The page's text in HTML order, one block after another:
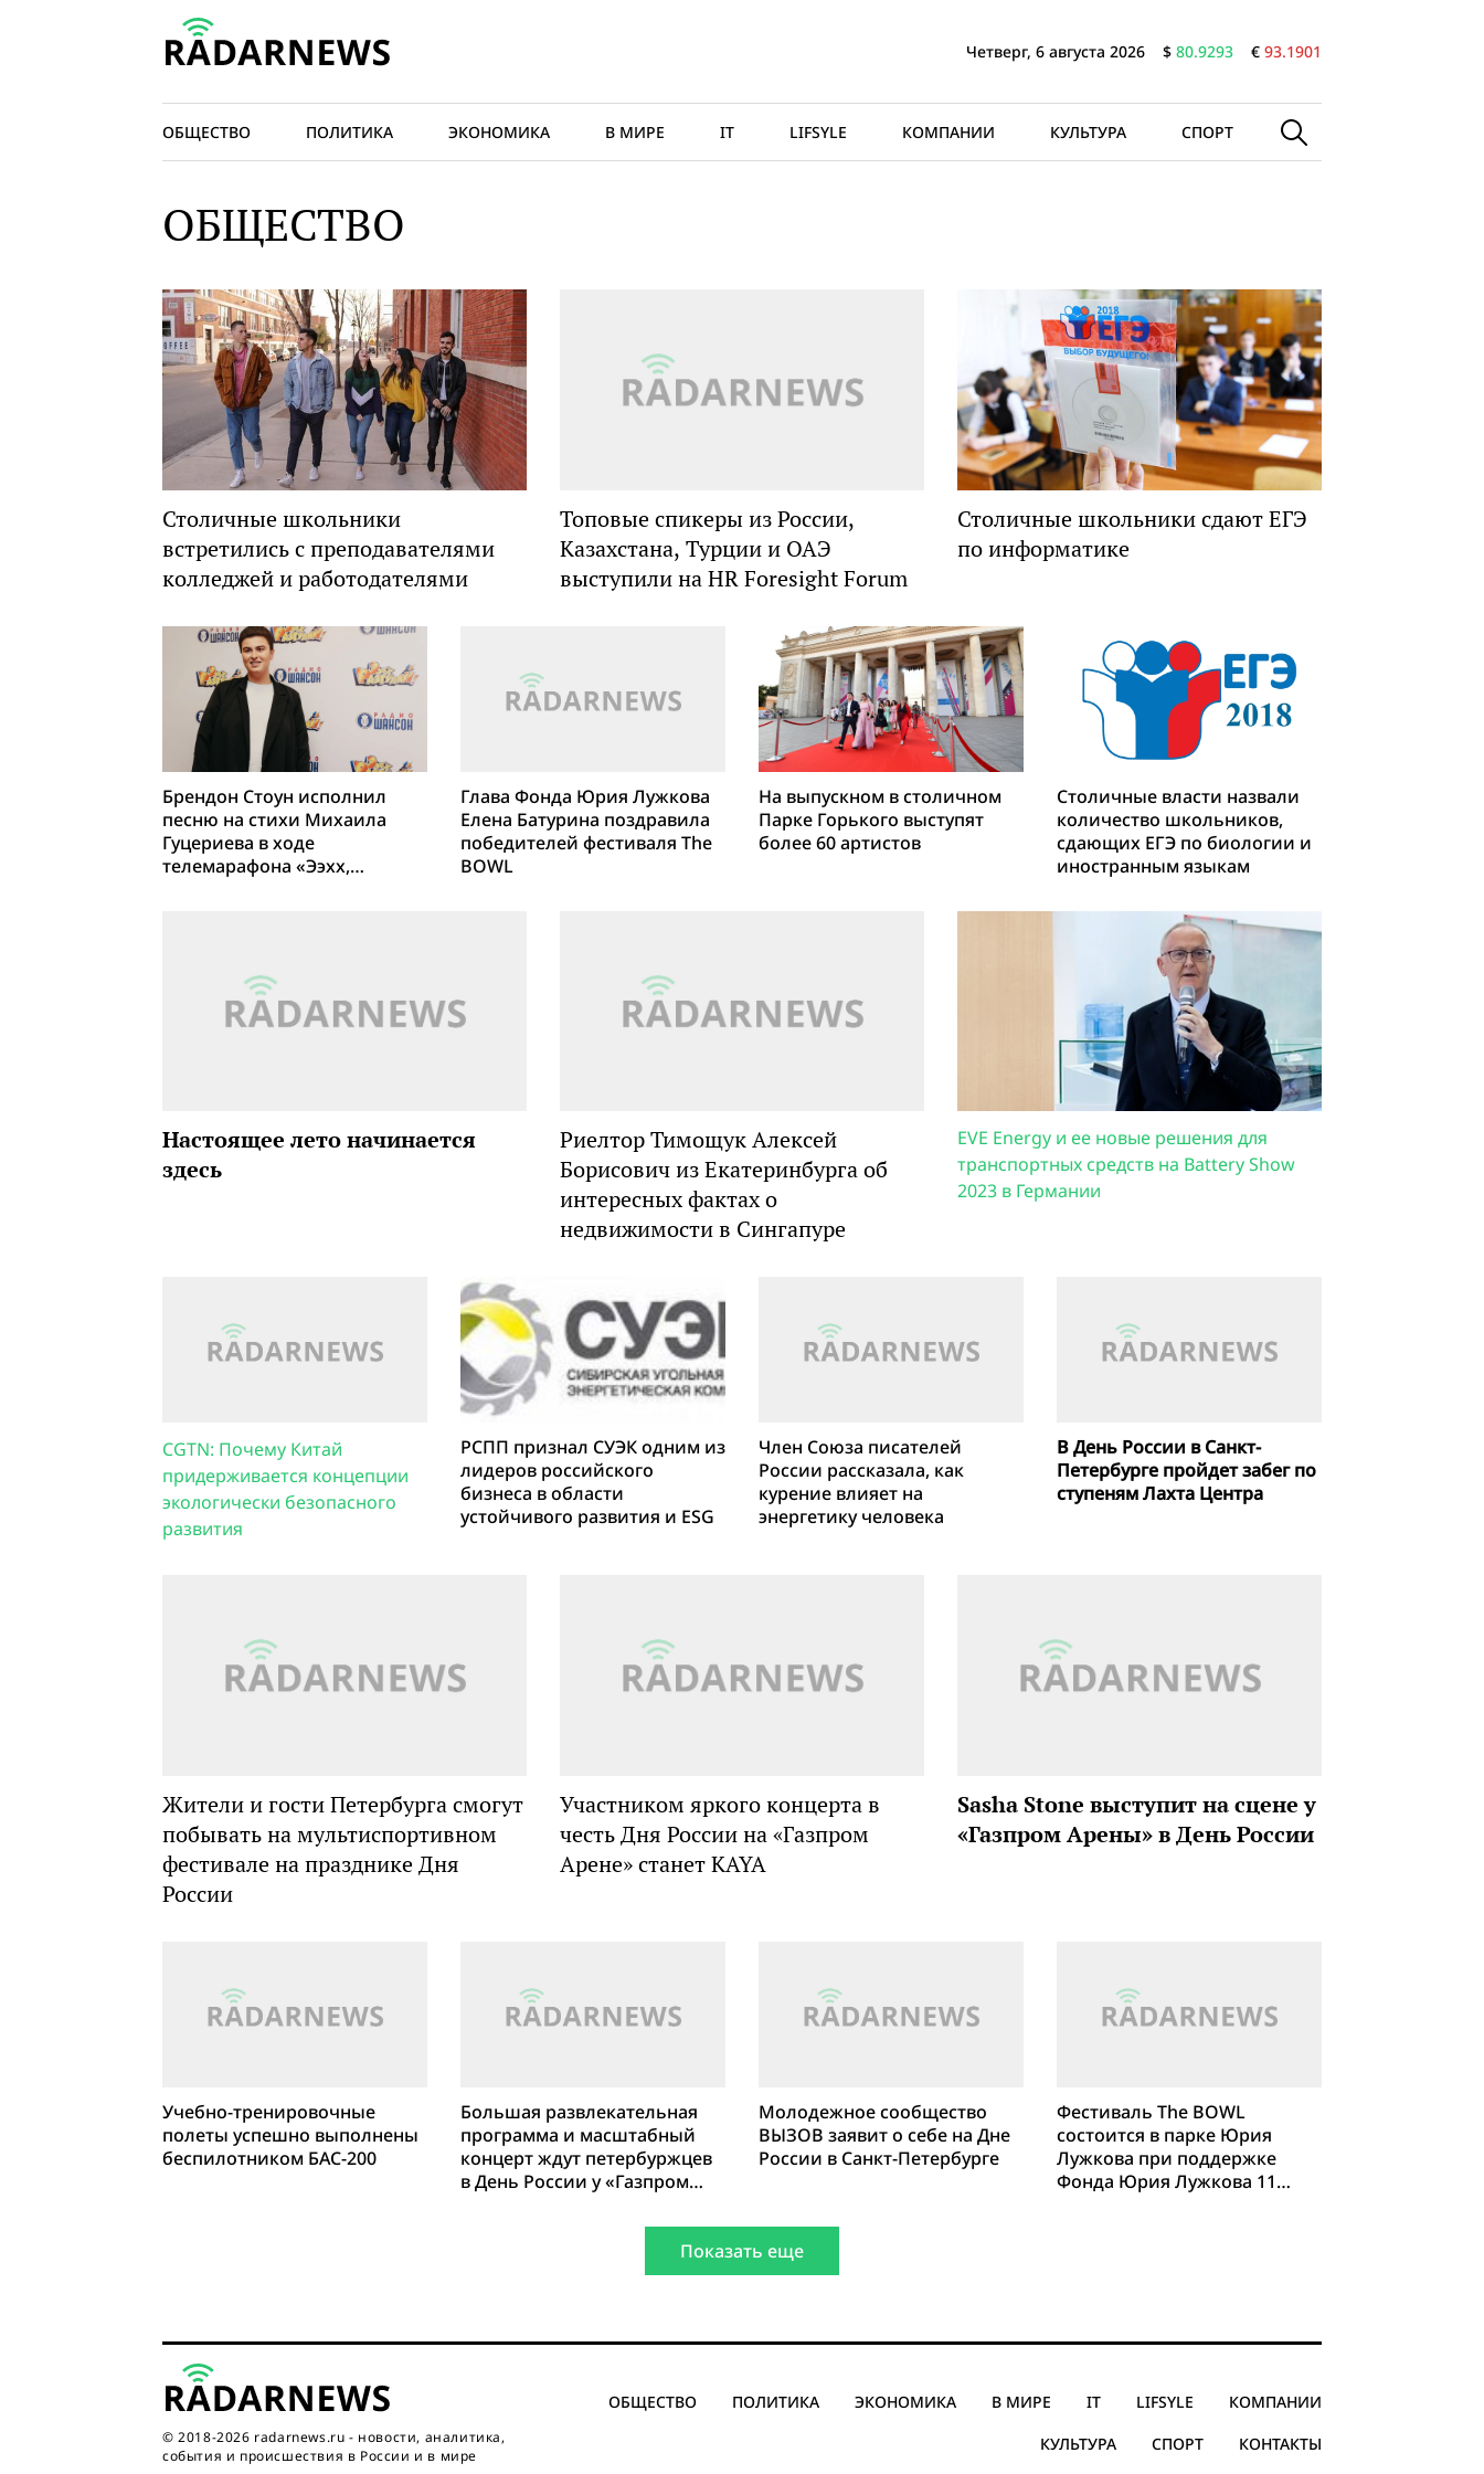
Четверг, 6 августа 2026 $ 80.9293 € 93.1901
ОБЩЕСТВО ПОЛИТИКА ЭКОНОМИКА В МИРЕ IT LIFSYLE КОМПАНИИ КУЛЬТУРА СПОРТ
ОБЩЕСТВО
Столичные школьники
встретились с преподавателями
колледжей и работодателями
Топовые спикеры из России,
Казахстана, Турции и ОАЭ
выступили на HR Foresight Forum
Столичные школьники сдают ЕГЭ
по информатике
Брендон Стоун исполнил
песню на стихи Михаила
Гуцериева в ходе
телемарафона «Ээхх,
Глава Фонда Юрия Лужкова
Елена Батурина поздравила
победителей фестиваля The
BOWL
На выпускном в столичном
Парке Горького выступят
более 60 артистов
Столичные власти назвали
количество школьников,
сдающих ЕГЭ по биологии и
иностранным языкам
Настоящее лето начинается
здесь
Риелтор Тимощук Алексей
Борисович из Екатеринбурга об
интересных фактах о
недвижимости в Сингапуре
EVE Energy и ее новые решения для
транспортных средств на Battery Show
2023 в Германии
CGTN: Почему Китай
придерживается концепции
экологически безопасного
развития
РСПП признал СУЭК одним из
лидеров российского
бизнеса в области
устойчивого развития и ESG
Член Союза писателей
России рассказала, как
курение влияет на
энергетику человека
В День России в Санкт-
Петербурге пройдет забег по
ступеням Лахта Центра
Жители и гости Петербурга смогут
побывать на мультиспортивном
фестивале на празднике Дня
России
Участником яркого концерта в
честь Дня России на «Газпром
Арене» станет KAYA
Sasha Stone выступит на сцене у
«Газпром Арены» в День России
Учебно-тренировочные
полеты успешно выполнены
беспилотником БАС-200
Большая развлекательная
программа и масштабный
концерт ждут петербуржцев
в День России у «Газпром
Молодежное сообщество
ВЫЗОВ заявит о себе на Дне
России в Санкт-Петербурге
Фестиваль The BOWL
состоится в парке Юрия
Лужкова при поддержке
Фонда Юрия Лужкова 11
Показать еще
© 2018-2026 radarnews.ru - новости, аналитика,
события и происшествия в России и в мире
ОБЩЕСТВО ПОЛИТИКА ЭКОНОМИКА В МИРЕ IT LIFSYLE
КОМПАНИИ
КУЛЬТУРА
СПОРТ КОНТАКТЫ